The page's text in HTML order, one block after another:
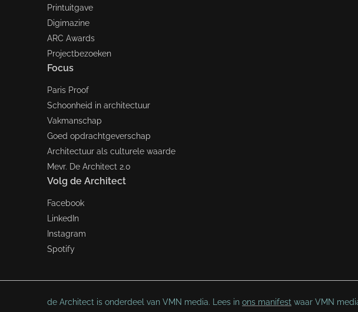
Printuitgave
Digimazine
ARC Awards
Projectbezoeken
Focus
Paris Proof
Schoonheid in architectuur
Vakmanschap
Goed opdrachtgeverschap
Architectuur als culturele waarde
Mevr. De Architect 2.0
Volg de Architect
Facebook
LinkedIn
Instagram
Spotify
de Architect is onderdeel van VMN media. Lees in ons manifest waar VMN